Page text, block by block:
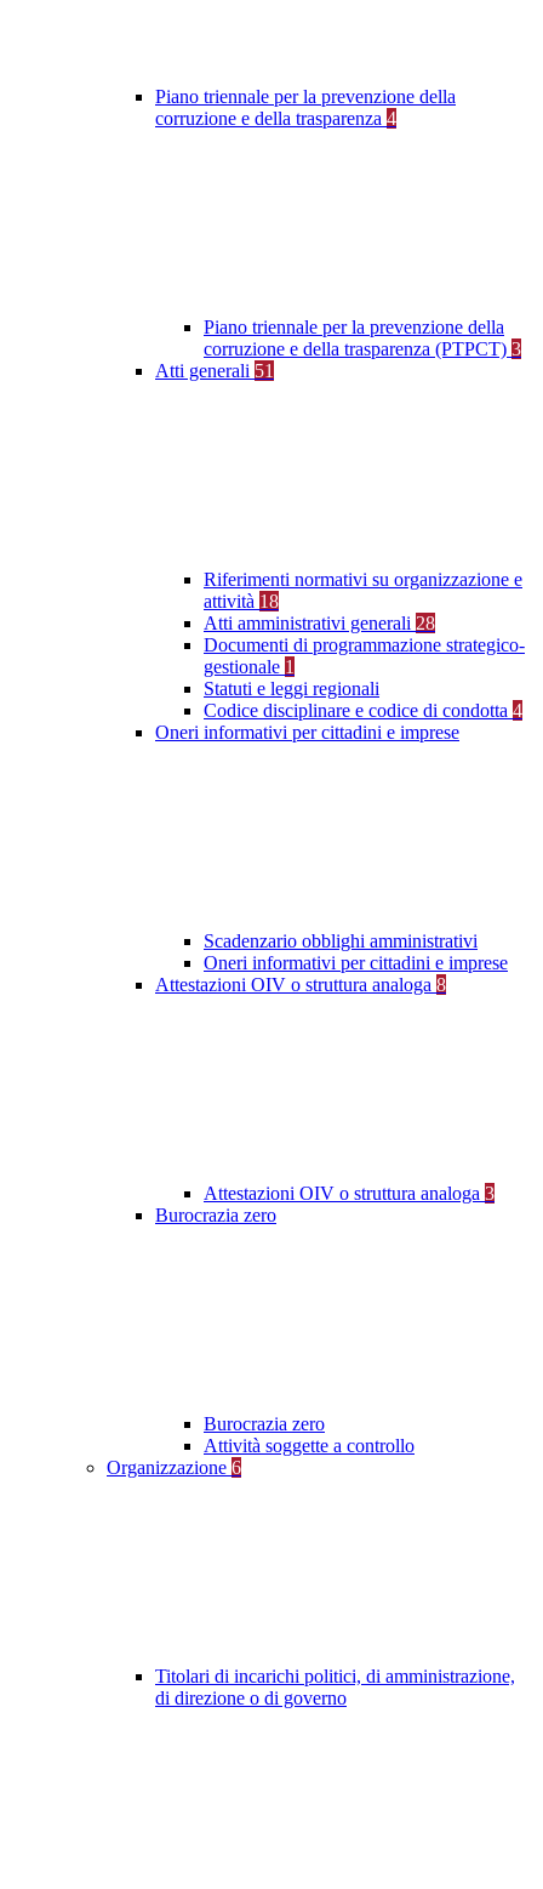
Piano triennale per la prevenzione della
corruzione e della trasparenza 4
Piano triennale per la prevenzione della
corruzione e della trasparenza (PTPCT) 3
Atti generali 51
Riferimenti normativi su organizzazione e
attività 18
Atti amministrativi generali 28
Documenti di programmazione strategico-
gestionale 1
Statuti e leggi regionali
Codice disciplinare e codice di condotta 4
Oneri informativi per cittadini e imprese
Scadenzario obblighi amministrativi
Oneri informativi per cittadini e imprese
Attestazioni OIV o struttura analoga 8
Attestazioni OIV o struttura analoga 3
Burocrazia zero
Burocrazia zero
Attività soggette a controllo
Organizzazione 6
Titolari di incarichi politici, di amministrazione,
di direzione o di governo